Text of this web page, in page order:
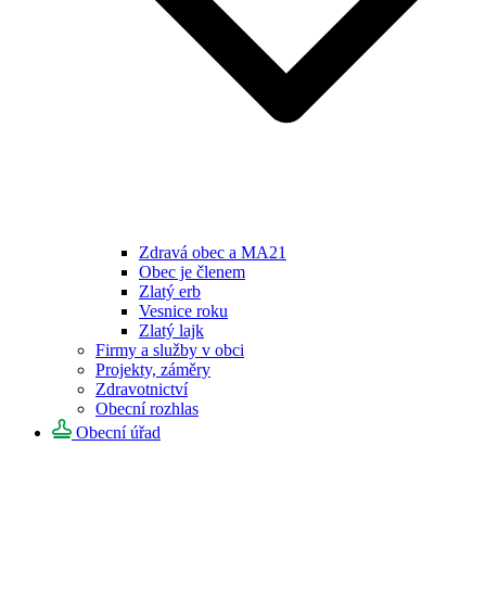
Zdravá obec a MA21
Obec je členem
Zlatý erb
Vesnice roku
Zlatý lajk
Firmy a služby v obci
Projekty, záměry
Zdravotnictví
Obecní rozhlas
Obecní úřad